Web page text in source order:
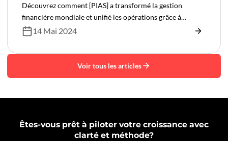
Découvrez comment [PIAS] a transformé la gestion
financière mondiale et unifié les opérations grâce à
NetSuite dans ce témoignage client détaillé.
14 Mai 2024
Voir tous les articles
Êtes-vous prêt à piloter votre croissance avec
clarté et méthode?